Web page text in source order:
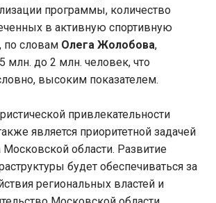
программы, количество
в активную спортивную
по словам Олега Жолобова,
млн. до 2 млн. человек, что
высоким показателем.
привлекательности
является приоритетной задачей
Московской области. Развитие
будет обеспечиваться за
региональных властей и